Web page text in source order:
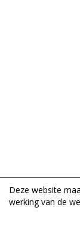
Deze website
werking van de